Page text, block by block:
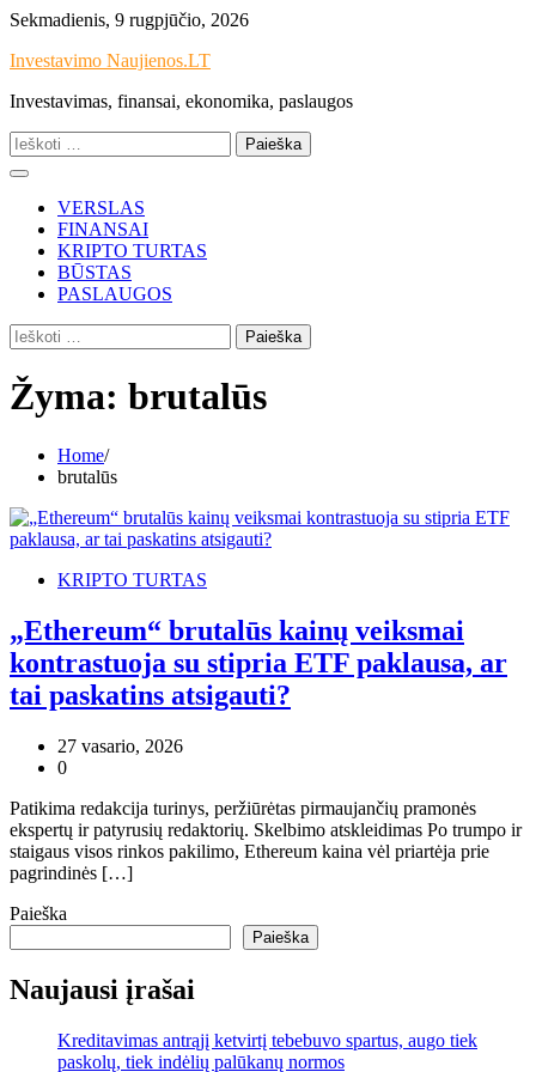
Skip
content
Sekmadienis, 9 rugpjūčio, 2026
Investavimo Naujienos.LT
Investavimas, finansai, ekonomika, paslaugos
Ieškoti:
VERSLAS
FINANSAI
KRIPTO TURTAS
BŪSTAS
PASLAUGOS
Ieškoti:
Žyma: brutalūs
Home
brutalūs
KRIPTO TURTAS
„Ethereum“ brutalūs kainų veiksmai
kontrastuoja su stipria ETF paklausa, ar
tai paskatins atsigauti?
27 vasario, 2026
0
Patikima redakcija turinys, peržiūrėtas pirmaujančių pramonės
ekspertų ir patyrusių redaktorių. Skelbimo atskleidimas Po trumpo ir
staigaus visos rinkos pakilimo, Ethereum kaina vėl priartėja prie
pagrindinės […]
Paieška
Paieška
Naujausi įrašai
Kreditavimas antrąjį ketvirtį tebebuvo spartus, augo tiek
paskolų, tiek indėlių palūkanų normos